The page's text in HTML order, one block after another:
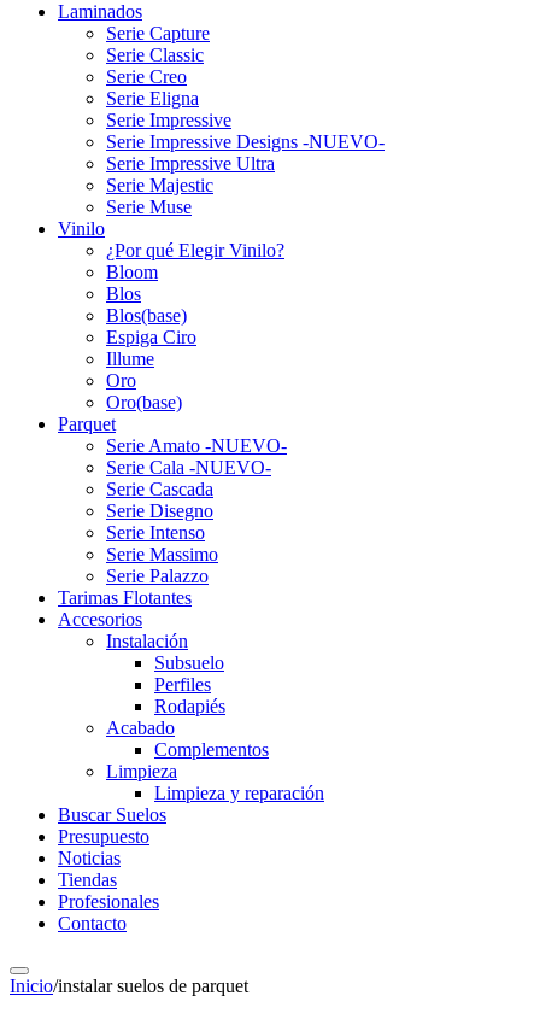
Laminados
Serie Capture
Serie Classic
Serie Creo
Serie Eligna
Serie Impressive
Serie Impressive Designs -NUEVO-
Serie Impressive Ultra
Serie Majestic
Serie Muse
Vinilo
¿Por qué Elegir Vinilo?
Bloom
Blos
Blos(base)
Espiga Ciro
Illume
Oro
Oro(base)
Parquet
Serie Amato -NUEVO-
Serie Cala -NUEVO-
Serie Cascada
Serie Disegno
Serie Intenso
Serie Massimo
Serie Palazzo
Tarimas Flotantes
Accesorios
Instalación
Subsuelo
Perfiles
Rodapiés
Acabado
Complementos
Limpieza
Limpieza y reparación
Buscar Suelos
Presupuesto
Noticias
Tiendas
Profesionales
Contacto
Inicio/instalar suelos de parquet